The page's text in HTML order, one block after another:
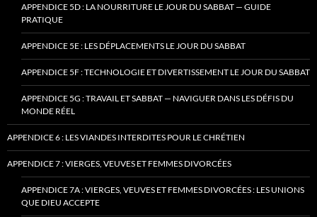
APPENDICE 5D : LA NOURRITURE LE JOUR DU SABBAT — GUIDE
PRATIQUE
APPENDICE 5E : LES DÉPLACEMENTS LE JOUR DU SABBAT
APPENDICE 5F : TECHNOLOGIE ET DIVERTISSEMENT LE JOUR DU SABBAT
APPENDICE 5G : TRAVAIL ET SABBAT — NAVIGUER DANS LES DÉFIS DU
MONDE RÉEL
APPENDICE 6 : LES VIANDES INTERDITES POUR LE CHRÉTIEN
APPENDICE 7 : VIERGES, VEUVES ET FEMMES DIVORCÉES
APPENDICE 7A : VIERGES, VEUVES ET FEMMES DIVORCÉES : LES UNIONS
QUE DIEU ACCEPTE